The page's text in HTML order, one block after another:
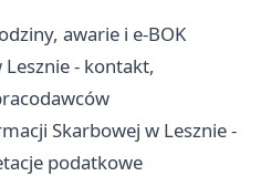
awarie i e-BOK
- kontakt,
Skarbowej w Lesznie -
podatkowe